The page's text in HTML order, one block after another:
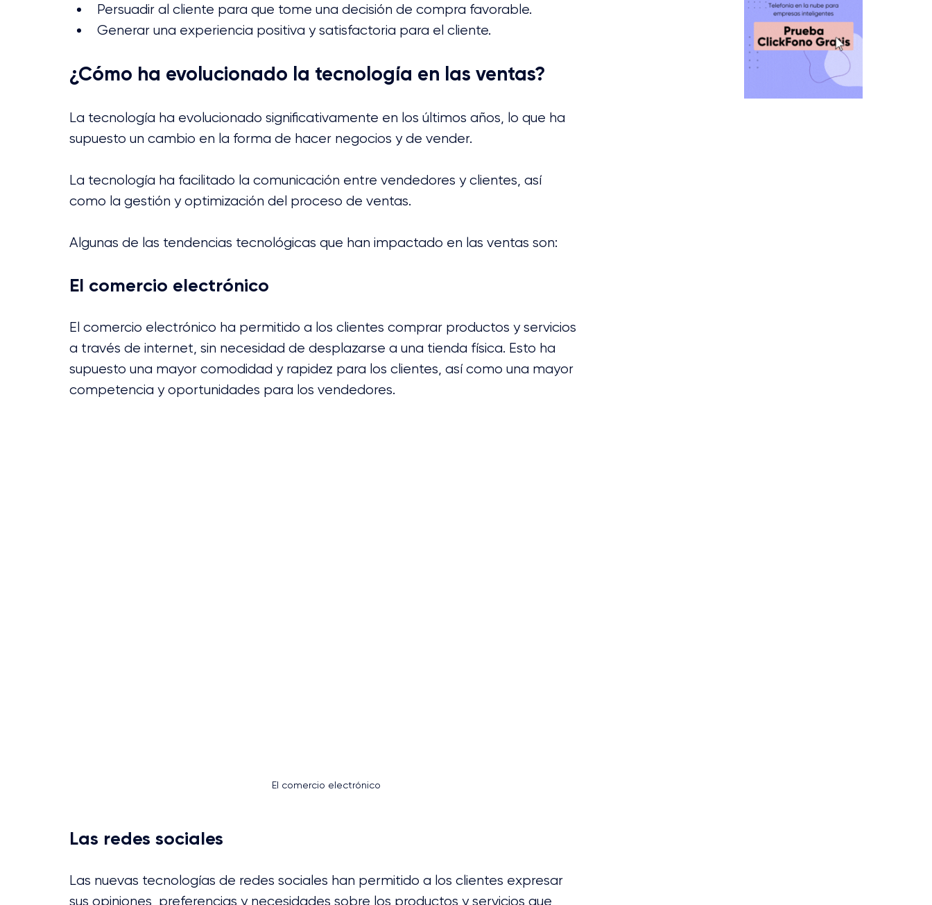
Persuadir al cliente para que tome una decisión de compra favorable.
Generar una experiencia positiva y satisfactoria para el cliente.
¿Cómo ha evolucionado la tecnología en las ventas?
La tecnología ha evolucionado significativamente en los últimos años, lo que ha
supuesto un cambio en la forma de hacer negocios y de vender.
La tecnología ha facilitado la comunicación entre vendedores y clientes, así
como la gestión y optimización del proceso de ventas.
Algunas de las tendencias tecnológicas que han impactado en las ventas son:
El comercio electrónico
El comercio electrónico ha permitido a los clientes comprar productos y servicios
a través de internet, sin necesidad de desplazarse a una tienda física. Esto ha
supuesto una mayor comodidad y rapidez para los clientes, así como una mayor
competencia y oportunidades para los vendedores.
El comercio electrónico
Las redes sociales
Las nuevas tecnologías de redes sociales han permitido a los clientes expresar
sus opiniones, preferencias y necesidades sobre los productos y servicios que